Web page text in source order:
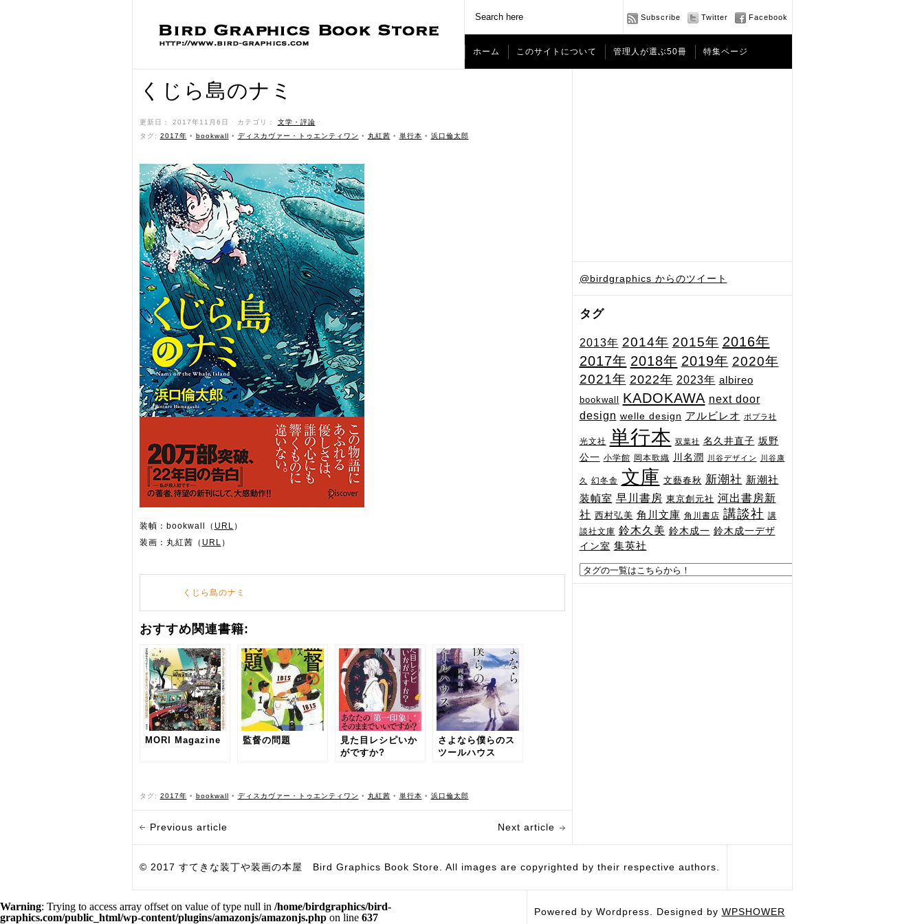
Subscribe Twitter Facebook
ホーム このサイトについて 管理人が選ぶ50冊 特集ページ
@birdgraphics からのツイート
タグ
2013年 2014年 2015年 2016年
2017年 2018年 2019年 2020年
2021年 2022年 2023年 albireo
bookwall KADOKAWA next door
design welle design アルビレオ ポプラ社
光文社 単行本 双葉社 名久井直子 坂野
公一 小学館 岡本歌織 川名潤 川谷デザイン 川谷康
久 幻冬舎 文庫 文藝春秋 新潮社 新潮社
装幀室 早川書房 東京創元社 河出書房新
社 西村弘美 角川文庫 角川書店 講談社 講
談社文庫 鈴木久美 鈴木成一 鈴木成一デザ
イン室 集英社
くじら島のナミ
更新日： 2017年11月6日 ˑ カテゴリ： 文学・評論 ˑ
タグ: 2017年 • bookwall • ディスカヴァー・トゥエンティワン • 丸紅茜 • 単行本 • 浜口倫太郎
装幀：bookwall（ URL ）
装画：丸紅茜（ URL ）
くじら島のナミ
おすすめ関連書籍:
MORI Magazine 監督の問題
見た目レシピいか
がですか?
さよなら僕らのス
ツールハウス
タグ: 2017年 • bookwall • ディスカヴァー・トゥエンティワン • 丸紅茜 • 単行本 • 浜口倫太郎
Previous article Next article
© 2017 すてきな装丁や装画の本屋 Bird Graphics Book Store. All images are copyrighted by their respective authors.
Powered by Wordpress. Designed by WPSHOWER
Warning: Trying to access array offset on value of type null in /home/birdgraphics/bird-
graphics.com/public_html/wp-content/plugins/amazonjs/amazonjs.php on line 637